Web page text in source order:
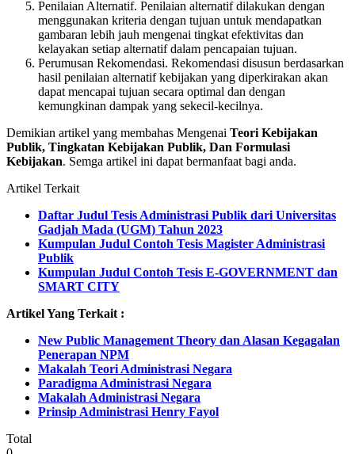
Penilaian Alternatif. Penilaian alternatif dilakukan dengan
menggunakan kriteria dengan tujuan untuk mendapatkan
gambaran lebih jauh mengenai tingkat efektivitas dan
kelayakan setiap alternatif dalam pencapaian tujuan.
Perumusan Rekomendasi. Rekomendasi disusun berdasarkan
hasil penilaian alternatif kebijakan yang diperkirakan akan
dapat mencapai tujuan secara optimal dan dengan
kemungkinan dampak yang sekecil-kecilnya.
Demikian artikel yang membahas Mengenai Teori Kebijakan
Publik, Tingkatan Kebijakan Publik, Dan Formulasi
Kebijakan. Semga artikel ini dapat bermanfaat bagi anda.
Artikel Terkait
Daftar Judul Tesis Administrasi Publik dari Universitas
Gadjah Mada (UGM) Tahun 2023
Kumpulan Judul Contoh Tesis Magister Administrasi
Publik
Kumpulan Judul Contoh Tesis E-GOVERNMENT dan
SMART CITY
Artikel Yang Terkait :
New Public Management Theory dan Alasan Kegagalan
Penerapan NPM
Makalah Teori Administrasi Negara
Paradigma Administrasi Negara
Makalah Administrasi Negara
Prinsip Administrasi Henry Fayol
Total